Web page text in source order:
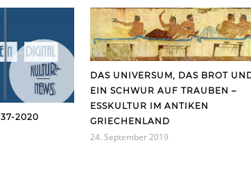
2020
DAS UNIVERSUM, DAS BROT
EIN SCHWUR AUF TRAUBEN –
ESSKULTUR IM ANTIKEN
GRIECHENLAND
24. September 2019